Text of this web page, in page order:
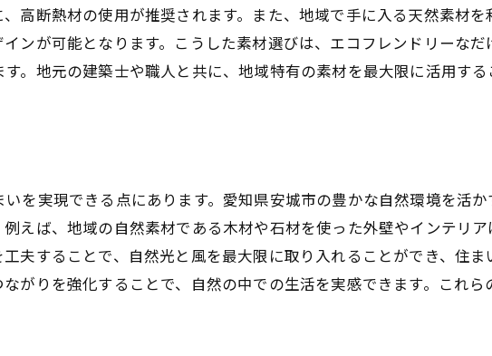
るコスト管理のポイント
機能性を両立させる設計技術
供する長期的な価値の向上
ミュニケーションの重要性
で失敗しないためのチェックポイント
ルに合わせた空間の提案方法
り入れたスマートハウスの実現
功させるためのタイムライン管理
高断熱材の使用が推奨されます。また、地域で手に入る天然素材
ンが可能となります。こうした素材選びは、エコフレンドリーな
。地元の建築士や職人と共に、地域特有の素材を最大限に活用す
を実現できる点にあります。愛知県安城市の豊かな自然環境を活
えば、地域の自然素材である木材や石材を使った外壁やインテリ
夫することで、自然光と風を最大限に取り入れることができ、住
がりを強化することで、自然の中での生活を実感できます。これら